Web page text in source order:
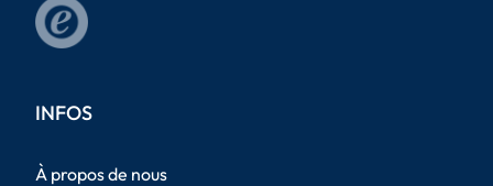
INFOS
À propos de nous